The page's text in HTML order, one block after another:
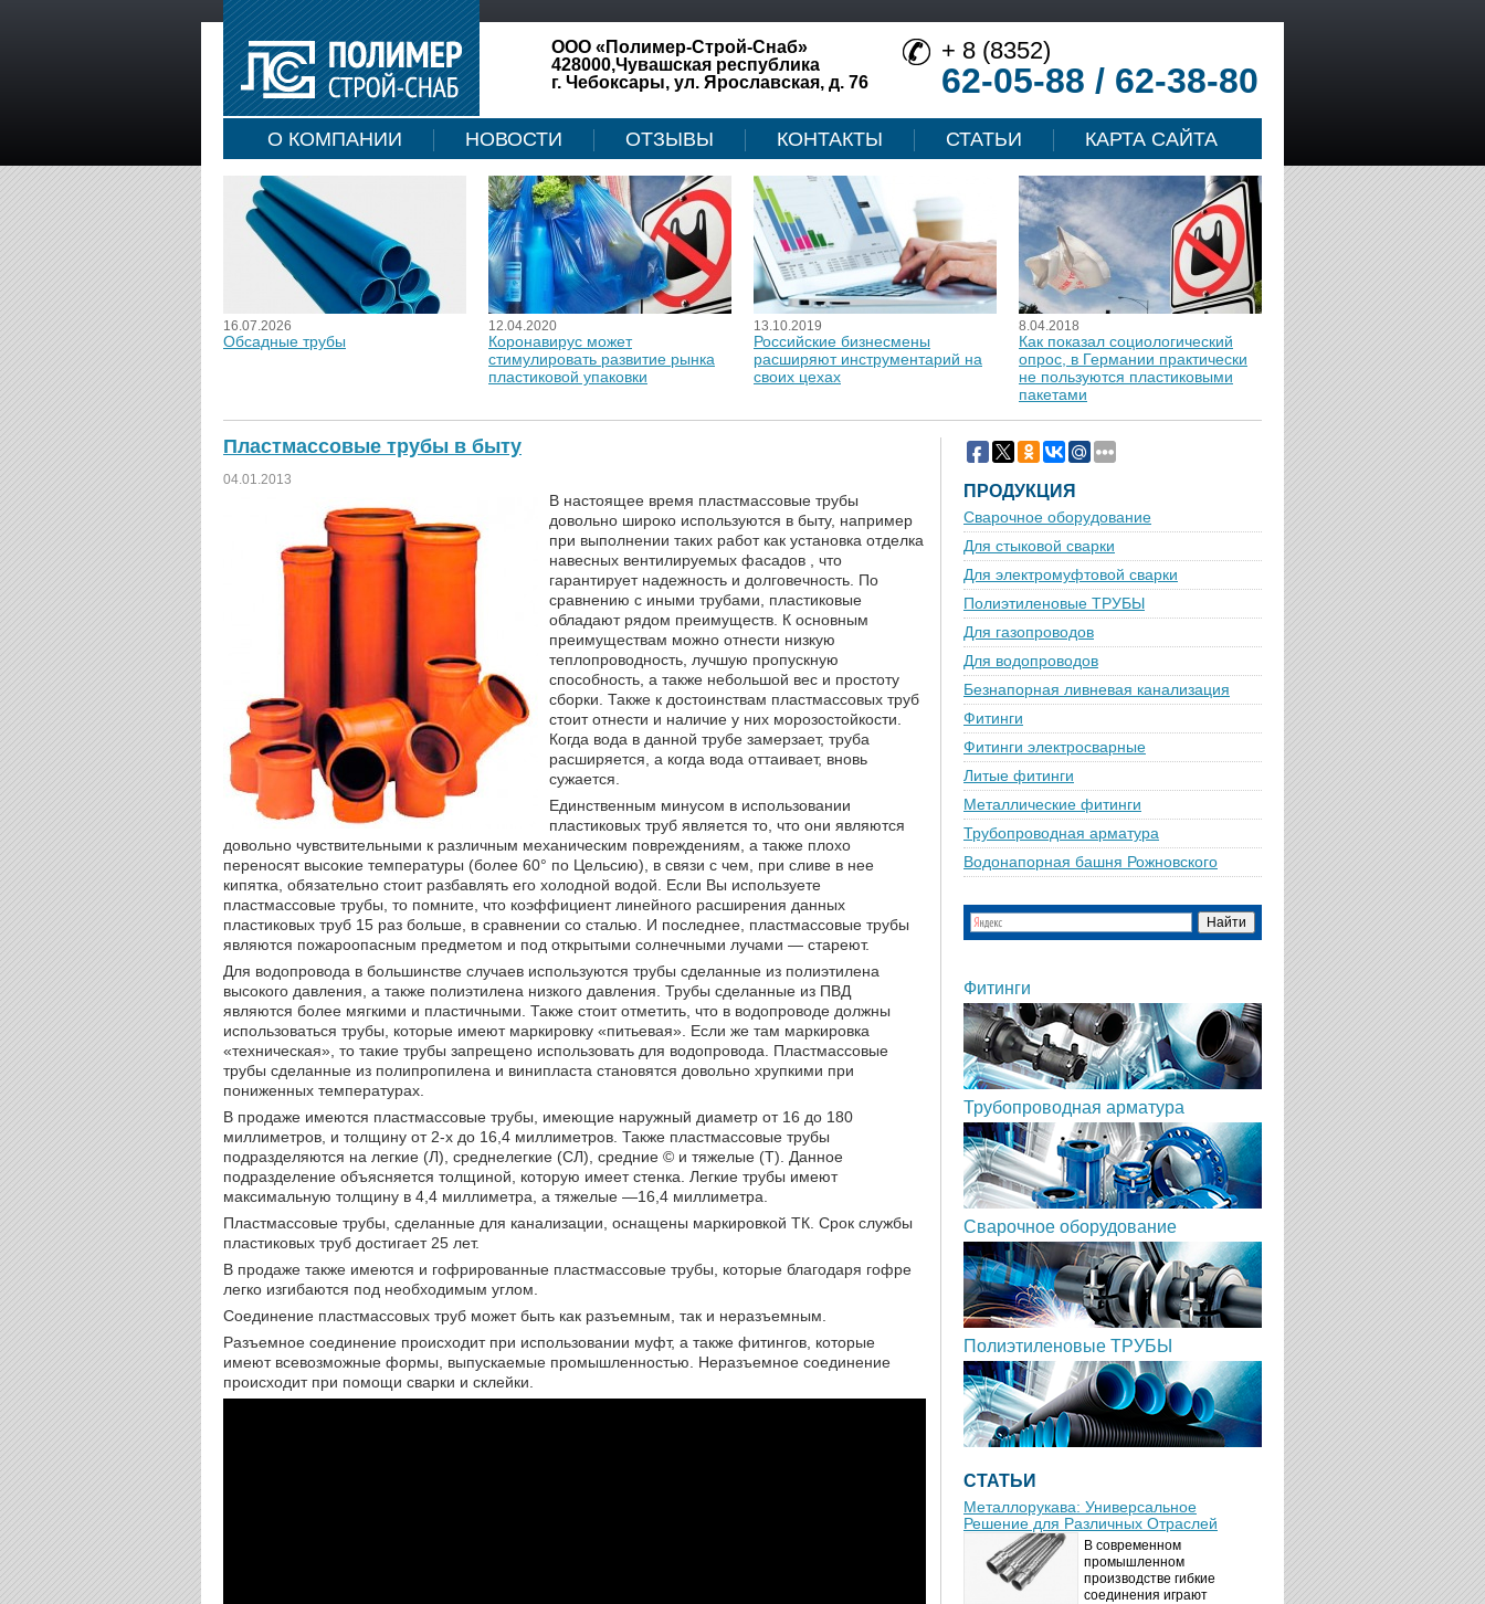
ООО «Полимер-Строй-Снаб»
428000,Чувашская республика
г. Чебоксары, ул. Ярославская, д. 76
+ 8 (8352)
62-05-88 / 62-38-80
О КОМПАНИИ НОВОСТИ ОТЗЫВЫ КОНТАКТЫ СТАТЬИ КАРТА САЙТА
16.07.2026
Обсадные трубы
12.04.2020
Коронавирус может
стимулировать развитие рынка
пластиковой упаковки
13.10.2019
Российские бизнесмены
расширяют инструментарий на
своих цехах
8.04.2018
Как показал социологический
опрос, в Германии практически
не пользуются пластиковыми
пакетами
Пластмассовые трубы в быту
04.01.2013
В настоящее время пластмассовые трубы
довольно широко используются в быту, например
при выполнении таких работ как установка отделка
навесных вентилируемых фасадов , что
гарантирует надежность и долговечность. По
сравнению с иными трубами, пластиковые
обладают рядом преимуществ. К основным
преимуществам можно отнести низкую
теплопроводность, лучшую пропускную
способность, а также небольшой вес и простоту
сборки. Также к достоинствам пластмассовых труб
стоит отнести и наличие у них морозостойкости.
Когда вода в данной трубе замерзает, труба
расширяется, а когда вода оттаивает, вновь
сужается.
Единственным минусом в использовании
пластиковых труб является то, что они являются
довольно чувствительными к различным механическим повреждениям, а также плохо
переносят высокие температуры (более 60° по Цельсию), в связи с чем, при сливе в нее
кипятка, обязательно стоит разбавлять его холодной водой. Если Вы используете
пластмассовые трубы, то помните, что коэффициент линейного расширения данных
пластиковых труб 15 раз больше, в сравнении со сталью. И последнее, пластмассовые трубы
являются пожароопасным предметом и под открытыми солнечными лучами — стареют.
Для водопровода в большинстве случаев используются трубы сделанные из полиэтилена
высокого давления, а также полиэтилена низкого давления. Трубы сделанные из ПВД
являются более мягкими и пластичными. Также стоит отметить, что в водопроводе должны
использоваться трубы, которые имеют маркировку «питьевая». Если же там маркировка
«техническая», то такие трубы запрещено использовать для водопровода. Пластмассовые
трубы сделанные из полипропилена и винипласта становятся довольно хрупкими при
пониженных температурах.
В продаже имеются пластмассовые трубы, имеющие наружный диаметр от 16 до 180
миллиметров, и толщину от 2-х до 16,4 миллиметров. Также пластмассовые трубы
подразделяются на легкие (Л), среднелегкие (СЛ), средние © и тяжелые (Т). Данное
подразделение объясняется толщиной, которую имеет стенка. Легкие трубы имеют
максимальную толщину в 4,4 миллиметра, а тяжелые —16,4 миллиметра.
Пластмассовые трубы, сделанные для канализации, оснащены маркировкой ТК. Срок службы
пластиковых труб достигает 25 лет.
В продаже также имеются и гофрированные пластмассовые трубы, которые благодаря гофре
легко изгибаются под необходимым углом.
Соединение пластмассовых труб может быть как разъемным, так и неразъемным.
Разъемное соединение происходит при использовании муфт, а также фитингов, которые
имеют всевозможные формы, выпускаемые промышленностью. Неразъемное соединение
происходит при помощи сварки и склейки.
ПРОДУКЦИЯ
Сварочное оборудование
Для стыковой сварки
Для электромуфтовой сварки
Полиэтиленовые ТРУБЫ
Для газопроводов
Для водопроводов
Безнапорная ливневая канализация
Фитинги
Фитинги электросварные
Литые фитинги
Металлические фитинги
Трубопроводная арматура
Водонапорная башня Рожновского
Фитинги
Трубопроводная арматура
Сварочное оборудование
Полиэтиленовые ТРУБЫ
СТАТЬИ
Металлорукава: Универсальное
Решение для Различных Отраслей
В современном
промышленном
производстве гибкие
соединения играют